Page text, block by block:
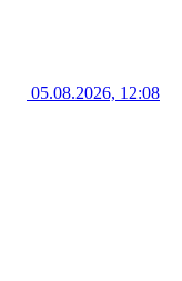
05.08.2026, 12:08